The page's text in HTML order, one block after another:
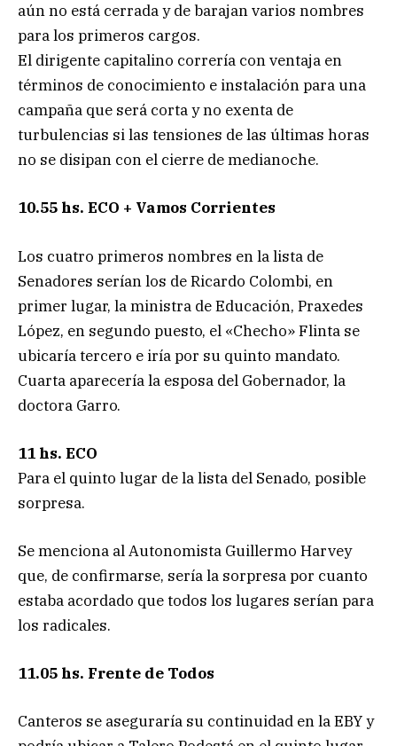
aún no está cerrada y de barajan varios nombres
para los primeros cargos.
El dirigente capitalino correría con ventaja en
términos de conocimiento e instalación para una
campaña que será corta y no exenta de
turbulencias si las tensiones de las últimas horas
no se disipan con el cierre de medianoche.
10.55 hs. ECO + Vamos Corrientes
Los cuatro primeros nombres en la lista de
Senadores serían los de Ricardo Colombi, en
primer lugar, la ministra de Educación, Praxedes
López, en segundo puesto, el «Checho» Flinta se
ubicaría tercero e iría por su quinto mandato.
Cuarta aparecería la esposa del Gobernador, la
doctora Garro.
11 hs. ECO
Para el quinto lugar de la lista del Senado, posible
sorpresa.
Se menciona al Autonomista Guillermo Harvey
que, de confirmarse, sería la sorpresa por cuanto
estaba acordado que todos los lugares serían para
los radicales.
11.05 hs. Frente de Todos
Canteros se aseguraría su continuidad en la EBY y